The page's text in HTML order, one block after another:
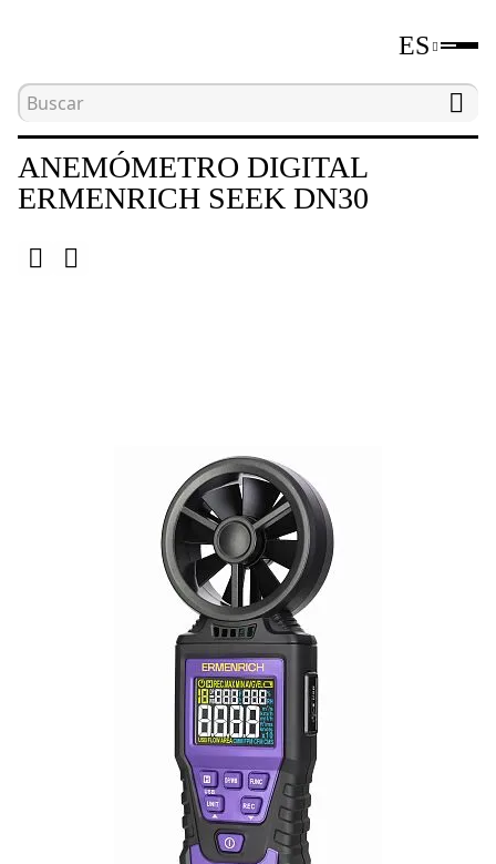
ES
Inicio Medidores de parámetros
ANEMÓMETRO DIGITAL
ERMENRICH SEEK DN30